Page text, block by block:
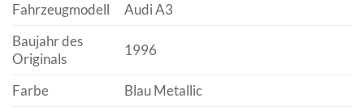
Fahrzeugmodell
Audi A3
Baujahr des
Originals
1996
Farbe
Blau Metallic